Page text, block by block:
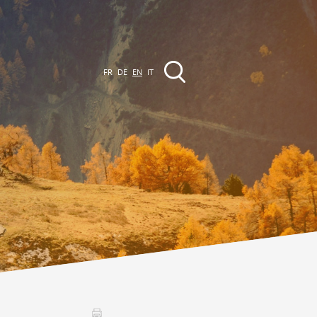
region
events
Vinum Montis
Assemblées générales & Statuts
FR DE EN IT